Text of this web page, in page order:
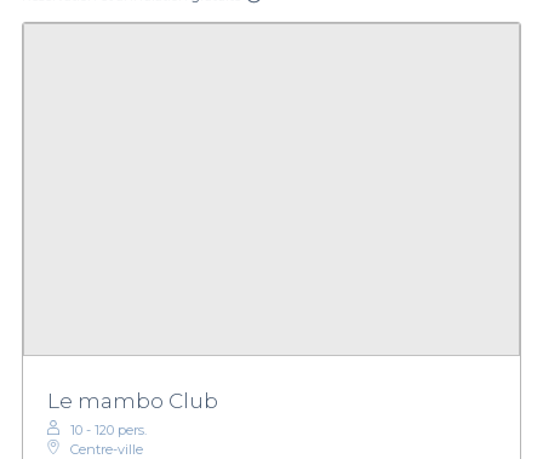
Le mambo Club
10 - 120 pers.
Centre-ville